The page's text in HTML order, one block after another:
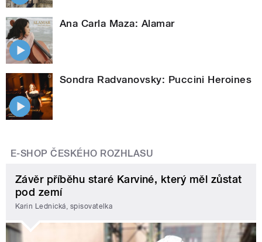
Ana Carla Maza: Alamar
Sondra Radvanovsky: Puccini Heroines
E-SHOP ČESKÉHO ROZHLASU
Závěr příběhu staré Karviné, který měl zůstat
pod zemí
Karin Lednická, spisovatelka